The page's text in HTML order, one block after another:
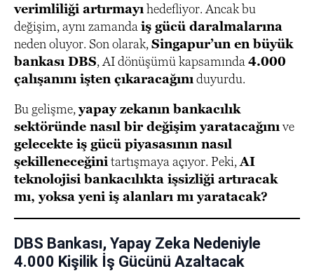
verimliliği artırmayı hedefliyor. Ancak bu
değişim, aynı zamanda iş gücü daralmalarına
neden oluyor. Son olarak, Singapur’un en büyük
bankası DBS, AI dönüşümü kapsamında 4.000
çalışanını işten çıkaracağını duyurdu.
Bu gelişme,yapay zekanın bankacılık
sektöründe nasıl bir değişim yaratacağını ve
gelecekte iş gücü piyasasının nasıl
şekilleneceğini tartışmaya açıyor. Peki, AI
teknolojisi bankacılıkta işsizliği artıracak
mı, yoksa yeni iş alanları mı yaratacak?
DBS Bankası, Yapay Zeka Nedeniyle
4.000 Kişilik İş Gücünü Azaltacak